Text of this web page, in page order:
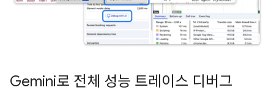
Gemini로 전체 성능 트레이스 디버그